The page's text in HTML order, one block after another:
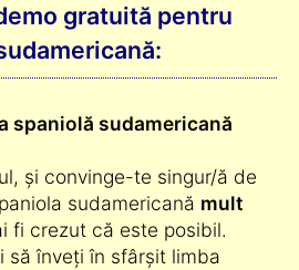
gratuită pentru
spaniolă sudamericană
și convinge-te singur/ă de
sudamericană mult
fi crezut că este posibil.
să înveți în sfârșit limba